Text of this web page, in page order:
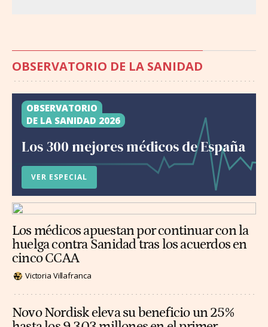
OBSERVATORIO DE LA SANIDAD
OBSERVATORIO
DE LA SANIDAD 2026
Los 300 mejores médicos de España
VER ESPECIAL
Los médicos apuestan por continuar con la
huelga contra Sanidad tras los acuerdos en
cinco CCAA
Victoria Villafranca
Novo Nordisk eleva su beneficio un 25%